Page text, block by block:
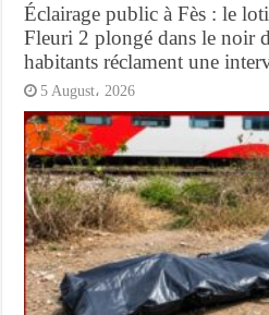
Éclairage public à Fès : le
Fleuri 2 plongé dans le noir
habitants réclament une
5 August، 2026